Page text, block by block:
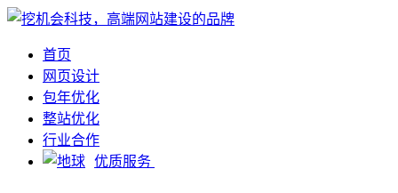
首页
网页设计
包年优化
整站优化
行业合作
优质服务